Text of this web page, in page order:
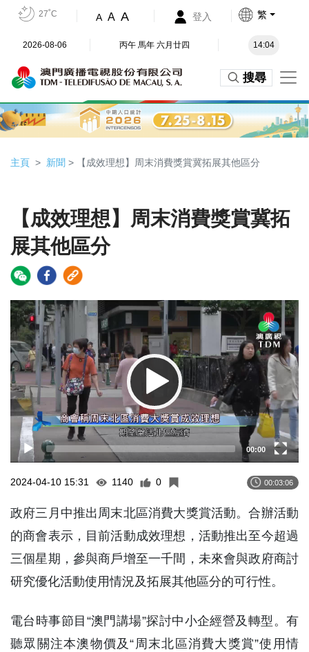
27˚C A A A 登入 繁
2026-08-06 丙午 馬年 六月廿四 14:04
搜尋
主頁 新聞 > 【成效理想】周末消費獎賞冀拓展其他區分
【成效理想】周末消費獎賞冀拓
展其他區分
Video
Player
00:00
2024-04-10 15:31 1140 0 00:03:06
政府三月中推出周末北區消費大獎賞活動。合辦活動
的商會表示，目前活動成效理想，活動推出至今超過
三個星期，參與商戶增至一千間，未來會與政府商討
研究優化活動使用情況及拓展其他區分的可行性。
電台時事節目“澳門講場”探討中小企經營及轉型。有
聽眾關注本澳物價及“周末北區消費大獎賞”使用情